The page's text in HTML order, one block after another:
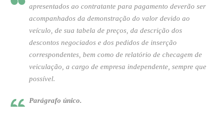
apresentados ao contratante para pagamento deverão ser
acompanhados da demonstração do valor devido ao
veículo, de sua tabela de preços, da descrição dos
descontos negociados e dos pedidos de inserção
correspondentes, bem como de relatório de checagem de
veiculação, a cargo de empresa independente, sempre que
possível.
Parágrafo único.